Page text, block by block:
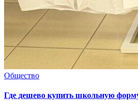
Общество
Где дешево купить школьную